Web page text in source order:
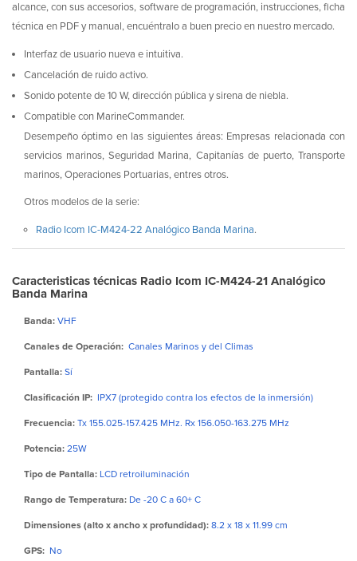
alcance, con sus accesorios, software de programación, instrucciones, ficha
técnica en PDF y manual, encuéntralo a buen precio en nuestro mercado.
Interfaz de usuario nueva e intuitiva.
Cancelación de ruido activo.
Sonido potente de 10 W, dirección pública y sirena de niebla.
Compatible con MarineCommander.
Desempeño óptimo en las siguientes áreas: Empresas relacionada con
servicios marinos, Seguridad Marina, Capitanías de puerto, Transporte
marinos, Operaciones Portuarias, entres otros.
Otros modelos de la serie:
Radio Icom IC-M424-22 Analógico Banda Marina.
Caracteristicas técnicas Radio Icom IC-M424-21 Analógico
Banda Marina
Banda: VHF
Canales de Operación: Canales Marinos y del Climas
Pantalla: Sí
Clasificación IP: IPX7 (protegido contra los efectos de la inmersión)
Frecuencia: Tx 155.025-157.425 MHz. Rx 156.050-163.275 MHz
Potencia: 25W
Tipo de Pantalla: LCD retroiluminación
Rango de Temperatura: De -20 C a 60+ C
Dimensiones (alto x ancho x profundidad): 8.2 x 18 x 11.99 cm
GPS: No